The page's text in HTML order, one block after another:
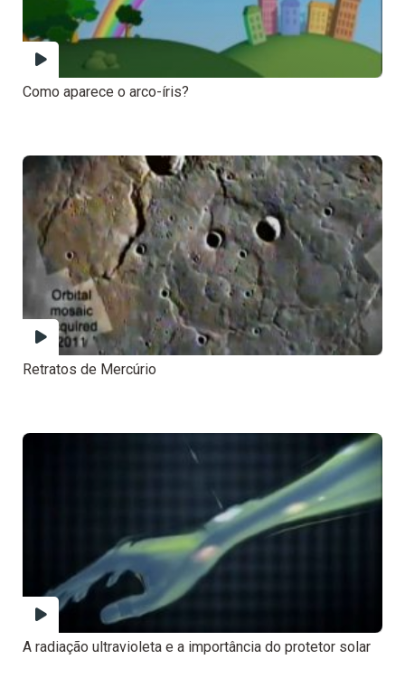
Como aparece o arco-íris?
Retratos de Mercúrio
A radiação ultravioleta e a importância do protetor solar